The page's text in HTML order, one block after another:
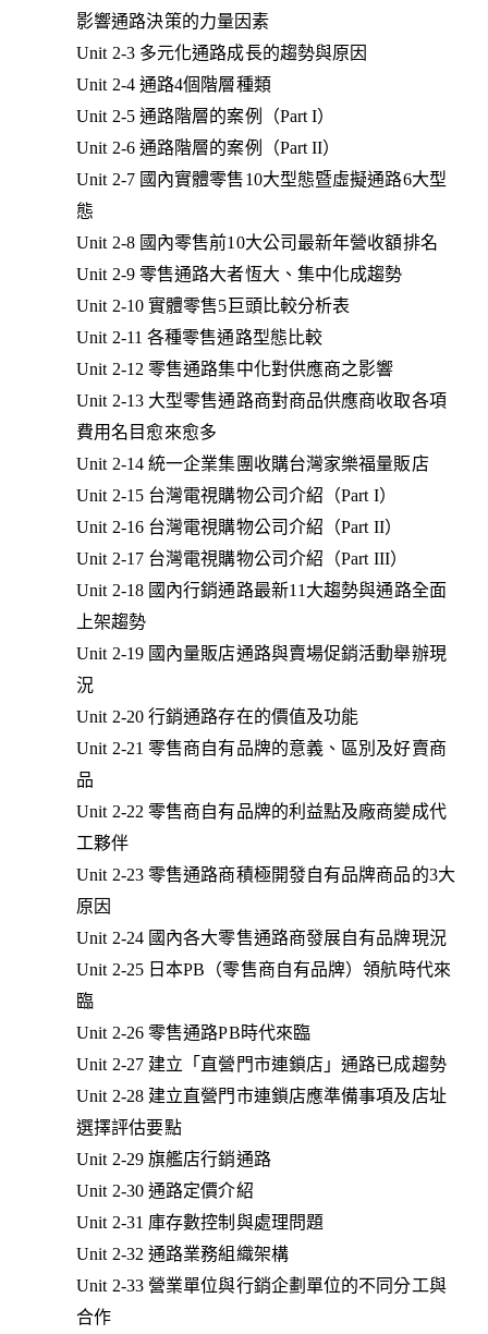
影響通路決策的力量因素
Unit 2-3 多元化通路成長的趨勢與原因
Unit 2-4 通路4個階層種類
Unit 2-5 通路階層的案例（Part I）
Unit 2-6 通路階層的案例（Part II）
Unit 2-7 國內實體零售10大型態暨虛擬通路6大型
態
Unit 2-8 國內零售前10大公司最新年營收額排名
Unit 2-9 零售通路大者恆大、集中化成趨勢
Unit 2-10 實體零售5巨頭比較分析表
Unit 2-11 各種零售通路型態比較
Unit 2-12 零售通路集中化對供應商之影響
Unit 2-13 大型零售通路商對商品供應商收取各項
費用名目愈來愈多
Unit 2-14 統一企業集團收購台灣家樂福量販店
Unit 2-15 台灣電視購物公司介紹（Part I）
Unit 2-16 台灣電視購物公司介紹（Part II）
Unit 2-17 台灣電視購物公司介紹（Part III）
Unit 2-18 國內行銷通路最新11大趨勢與通路全面
上架趨勢
Unit 2-19 國內量販店通路與賣場促銷活動舉辦現
況
Unit 2-20 行銷通路存在的價值及功能
Unit 2-21 零售商自有品牌的意義、區別及好賣商
品
Unit 2-22 零售商自有品牌的利益點及廠商變成代
工夥伴
Unit 2-23 零售通路商積極開發自有品牌商品的3大
原因
Unit 2-24 國內各大零售通路商發展自有品牌現況
Unit 2-25 日本PB（零售商自有品牌）領航時代來
臨
Unit 2-26 零售通路PB時代來臨
Unit 2-27 建立「直營門市連鎖店」通路已成趨勢
Unit 2-28 建立直營門市連鎖店應準備事項及店址
選擇評估要點
Unit 2-29 旗艦店行銷通路
Unit 2-30 通路定價介紹
Unit 2-31 庫存數控制與處理問題
Unit 2-32 通路業務組織架構
Unit 2-33 營業單位與行銷企劃單位的不同分工與
合作